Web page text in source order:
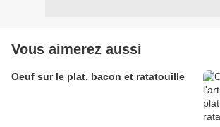
Vous aimerez aussi
Oeuf sur le plat, bacon et ratatouille